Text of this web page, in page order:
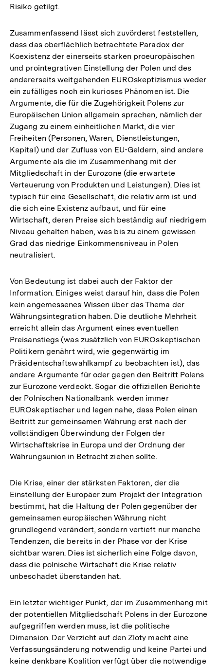
Risiko getilgt.
Zusammenfassend lässt sich zuvörderst feststellen,
dass das oberflächlich betrachtete Paradox der
Koexistenz der einerseits starken proeuropäischen
und prointegrativen Einstellung der Polen und des
andererseits weitgehenden EUROskeptizismus weder
ein zufälliges noch ein kurioses Phänomen ist. Die
Argumente, die für die Zugehörigkeit Polens zur
Europäischen Union allgemein sprechen, nämlich der
Zugang zu einem einheitlichen Markt, die vier
Freiheiten (Personen, Waren, Dienstleistungen,
Kapital) und der Zufluss von EU-Geldern, sind andere
Argumente als die im Zusammenhang mit der
Mitgliedschaft in der Eurozone (die erwartete
Verteuerung von Produkten und Leistungen). Dies ist
typisch für eine Gesellschaft, die relativ arm ist und
die sich eine Existenz aufbaut, und für eine
Wirtschaft, deren Preise sich beständig auf niedrigem
Niveau gehalten haben, was bis zu einem gewissen
Grad das niedrige Einkommensniveau in Polen
neutralisiert.
Von Bedeutung ist dabei auch der Faktor der
Information. Einiges weist darauf hin, dass die Polen
kein angemessenes Wissen über das Thema der
Währungsintegration haben. Die deutliche Mehrheit
erreicht allein das Argument eines eventuellen
Preisanstiegs (was zusätzlich von EUROskeptischen
Politikern genährt wird, wie gegenwärtig im
Präsidentschaftswahlkampf zu beobachten ist), das
andere Argumente für oder gegen den Beitritt Polens
zur Eurozone verdeckt. Sogar die offiziellen Berichte
der Polnischen Nationalbank werden immer
EUROskeptischer und legen nahe, dass Polen einen
Beitritt zur gemeinsamen Währung erst nach der
vollständigen Überwindung der Folgen der
Wirtschaftskrise in Europa und der Ordnung der
Währungsunion in Betracht ziehen sollte.
Die Krise, einer der stärksten Faktoren, der die
Einstellung der Europäer zum Projekt der Integration
bestimmt, hat die Haltung der Polen gegenüber der
gemeinsamen europäischen Währung nicht
grundlegend verändert, sondern vertieft nur manche
Tendenzen, die bereits in der Phase vor der Krise
sichtbar waren. Dies ist sicherlich eine Folge davon,
dass die polnische Wirtschaft die Krise relativ
unbeschadet überstanden hat.
Ein letzter wichtiger Punkt, der im Zusammenhang mit
der potentiellen Mitgliedschaft Polens in der Eurozone
aufgegriffen werden muss, ist die politische
Dimension. Der Verzicht auf den Zloty macht eine
Verfassungsänderung notwendig und keine Partei und
keine denkbare Koalition verfügt über die notwendige